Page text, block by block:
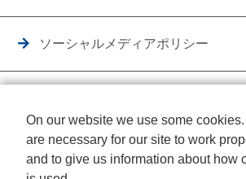
ソーシャルメディアポリシー
クッキーポリシー
On our website we use some
are necessary for our site to work
and to give us information about how